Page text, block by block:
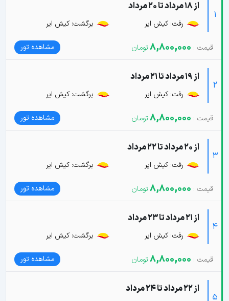
1
از 18 مرداد تا 20 مرداد
رفت: کیش ایر برگشت: کیش ایر
8,800,000 مشاهده تور
2
از 19 مرداد تا 21 مرداد
رفت: کیش ایر برگشت: کیش ایر
8,800,000 مشاهده تور
3
از 20 مرداد تا 22 مرداد
رفت: کیش ایر برگشت: کیش ایر
8,800,000 مشاهده تور
4
از 21 مرداد تا 23 مرداد
رفت: کیش ایر برگشت: کیش ایر
8,800,000 مشاهده تور
5
از 22 مرداد تا 24 مرداد